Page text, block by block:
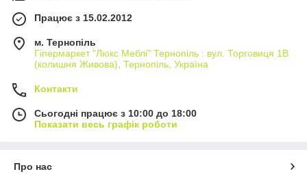
Працює з 15.02.2012
м. Тернопіль
Гіпермаркет "Люкс Меблі" Тернопіль : вул. Торговиця 1В
(колишня Живова), Тернопіль, Україна
Контакти
Сьогодні працює з 10:00 до 18:00
Показати весь графік роботи
Про нас